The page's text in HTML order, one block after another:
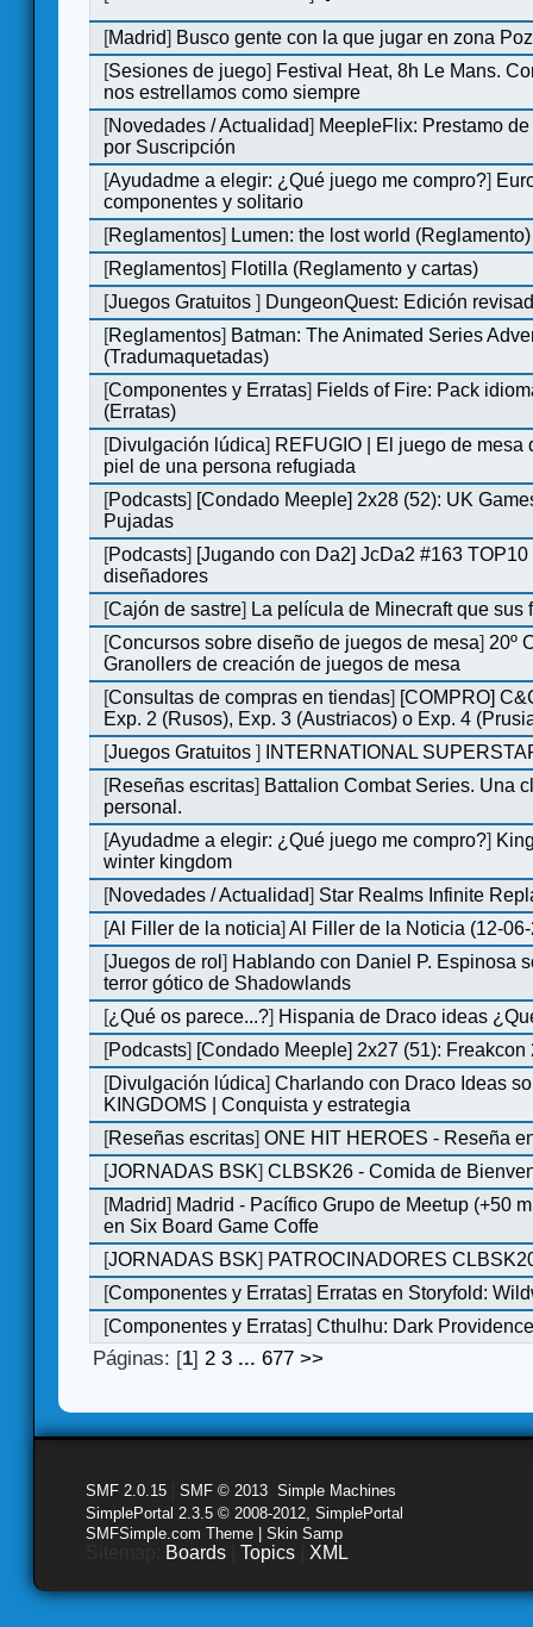
[Madrid] Busco gente con la que jugar en zona
[Sesiones de juego] Festival Heat, 8h Le Mans.
nos estrellamos como siempre
[Novedades / Actualidad] MeepleFlix: Prestamo
por Suscripción
[Ayudadme a elegir: ¿Qué juego me compro?]
componentes y solitario
[Reglamentos] Lumen: the lost world (Reglamento)
[Reglamentos] Flotilla (Reglamento y cartas)
[Juegos Gratuitos] DungeonQuest: Edición
[Reglamentos] Batman: The Animated Series
(Tradumaquetadas)
[Componentes y Erratas] Fields of Fire: Pack
(Erratas)
[Divulgación lúdica] REFUGIO | El juego de mesa
piel de una persona refugiada
[Podcasts] [Condado Meeple] 2x28 (52): UK
Pujadas
[Podcasts] [Jugando con Da2] JcDa2 #163
diseñadores
[Cajón de sastre] La película de Minecraft que sus
[Concursos sobre diseño de juegos de mesa] 20º
Granollers de creación de juegos de mesa
[Consultas de compras en tiendas] [COMPRO]
Exp. 2 (Rusos), Exp. 3 (Austriacos) o Exp. 4
[Juegos Gratuitos]
INTERNATIONAL
[Reseñas escritas] Battalion Combat Series. Una
personal.
[Ayudadme a elegir: ¿Qué juego me compro?]
winter kingdom
[Novedades / Actualidad] Star Realms Infinite
[Al Filler de la noticia]Al Filler de la Noticia (12-
[Juegos de rol] Hablando con Daniel P. Espinosa
terror gótico de Shadowlands
[¿Qué os parece...?] Hispania de Draco ideas
[Podcasts] [Condado Meeple] 2x27 (51): Freakcon
[Divulgación lúdica]Charlando con Draco Ideas
KINGDOMS | Conquista y estrategia
[Reseñas escritas]ONE HIT HEROES - Reseña
[JORNADAS BSK]CLBSK26 - Comida de
[Madrid] Madrid - Pacífico Grupo de Meetup (+50
en Six Board Game Coffe
[JORNADAS BSK] PATROCINADORES
[Componentes y Erratas] Erratas en Storyfold:
[Componentes y Erratas]Cthulhu: Dark
Páginas: [1]2 3 ...677 >>
SMF 2.0.15 SMF © 2013 Simple Machines
SimplePortal 2.3.5 © 2008-2012, SimplePortal
SMFSimple.com Theme | Skin Samp
Boards Topics XML